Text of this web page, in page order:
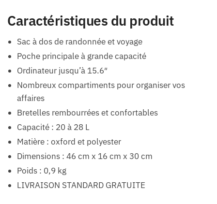
Caractéristiques du produit
Sac à dos de randonnée et voyage
Poche principale à grande capacité
Ordinateur jusqu’à 15.6″
Nombreux compartiments pour organiser vos
affaires
Bretelles rembourrées et confortables
Capacité : 20 à 28 L
Matière : oxford et polyester
Dimensions : 46 cm x 16 cm x 30 cm
Poids : 0,9 kg
LIVRAISON STANDARD GRATUITE